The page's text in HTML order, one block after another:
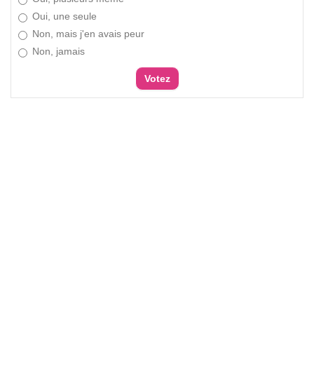
Oui, une seule
Non, mais j'en avais peur
Non, jamais